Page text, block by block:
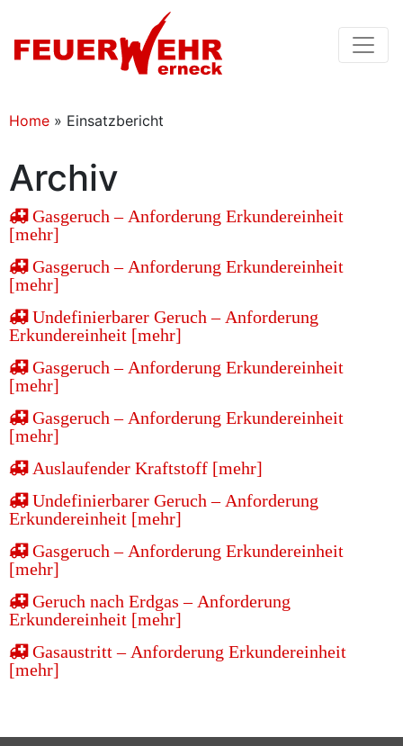
Home » Einsatzbericht
Archiv
Gasgeruch – Anforderung Erkundereinheit
[mehr]
Gasgeruch – Anforderung Erkundereinheit
[mehr]
Undefinierbarer Geruch – Anforderung
Erkundereinheit [mehr]
Gasgeruch – Anforderung Erkundereinheit
[mehr]
Gasgeruch – Anforderung Erkundereinheit
[mehr]
Auslaufender Kraftstoff [mehr]
Undefinierbarer Geruch – Anforderung
Erkundereinheit [mehr]
Gasgeruch – Anforderung Erkundereinheit
[mehr]
Geruch nach Erdgas – Anforderung
Erkundereinheit [mehr]
Gasaustritt – Anforderung Erkundereinheit
[mehr]